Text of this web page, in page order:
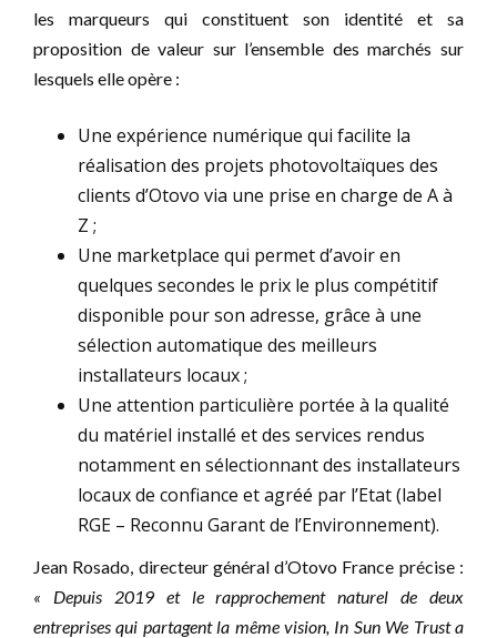
les marqueurs qui constituent son identité et sa
proposition de valeur sur l’ensemble des marchés sur
lesquels elle opère :
Une expérience numérique qui facilite la
réalisation des projets photovoltaïques des
clients d’Otovo via une prise en charge de A à
Z ;
Une marketplace qui permet d’avoir en
quelques secondes le prix le plus compétitif
disponible pour son adresse, grâce à une
sélection automatique des meilleurs
installateurs locaux ;
Une attention particulière portée à la qualité
du matériel installé et des services rendus
notamment en sélectionnant des installateurs
locaux de confiance et agréé par l’Etat (label
RGE – Reconnu Garant de l’Environnement).
Jean Rosado, directeur général d’Otovo France précise :
« Depuis 2019 et le rapprochement naturel de deux
entreprises qui partagent la même vision, In Sun We Trust a